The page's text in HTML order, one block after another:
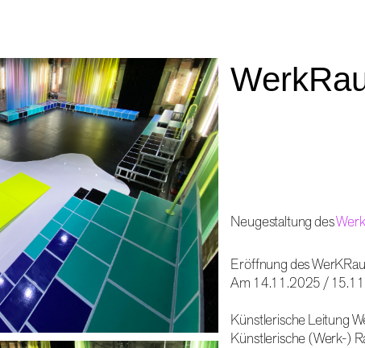
Neugestaltung des
Eröffnung des
Am 14.11.2025 /
Künstlerische Leitung
Künstlerische (Werk-)